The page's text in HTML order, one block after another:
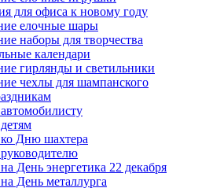
для офиса к новому году
елочные шары
наборы для творчества
календари
гирлянды и светильники
чехлы для шампанского
Дню шахтера
День энергетика 22 декабря
День металлурга